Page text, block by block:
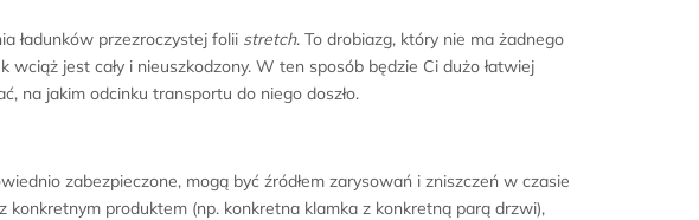
ładunków przezroczystej folii stretch. To drobiazg, który nie ma żadnego
jest cały i nieuszkodzony. W ten sposób będzie Ci dużo łatwiej
na jakim odcinku transportu do niego doszło.
zabezpieczone, mogą być źródłem zarysowań i zniszczeń w czasie
produktem (np. konkretna klamka z konkretną parą drzwi),